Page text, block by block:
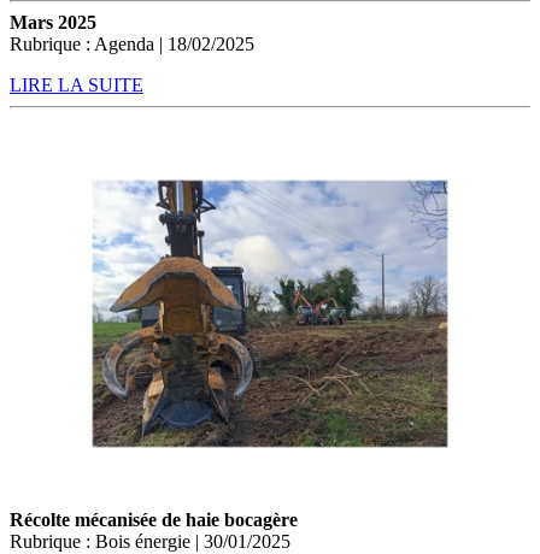
Mars 2025
Rubrique : Agenda | 18/02/2025
LIRE LA SUITE
Récolte mécanisée de haie bocagère
Rubrique : Bois énergie | 30/01/2025